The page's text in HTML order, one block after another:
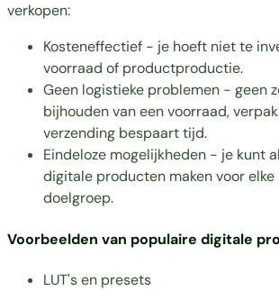
verkopen:
Kosteneffectief - je hoeft niet te
voorraad of productproductie.
Geen logistieke problemen - geen
bijhouden van een voorraad,
verzending bespaart tijd.
Eindeloze mogelijkheden - je kunt
digitale producten maken voor
doelgroep.
Voorbeelden van populaire digitale
LUT's en presets